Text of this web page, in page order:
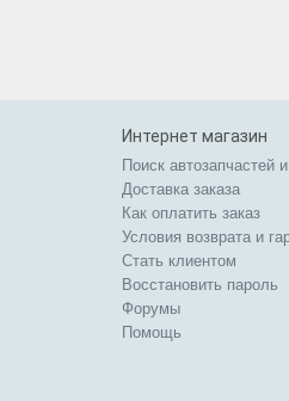
Интернет магазин
Поиск автозапчастей
Доставка заказа
Как оплатить заказ
Условия возврата и
Стать клиентом
Восстановить пароль
Форумы
Помощь